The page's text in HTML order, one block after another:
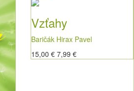
Vzťahy
Baričák Hirax Pavel
15,00 € 7,99 €